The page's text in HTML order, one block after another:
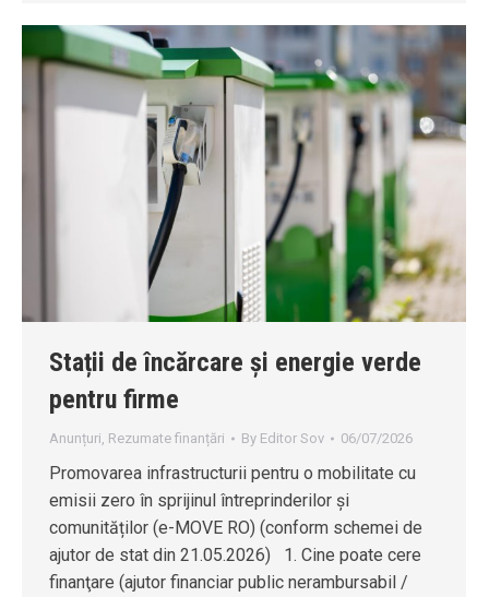
Stații de încărcare și energie verde
pentru firme
Anunțuri Rezumate finanțări By Editor Sov 06/07/2026
Promovarea infrastructurii pentru o mobilitate cu
emisii zero în sprijinul întreprinderilor și
comunităților (e-MOVE RO) (conform schemei de
ajutor de stat din 21.05.2026) 1. Cine poate cere
finanţare (ajutor financiar public nerambursabil /